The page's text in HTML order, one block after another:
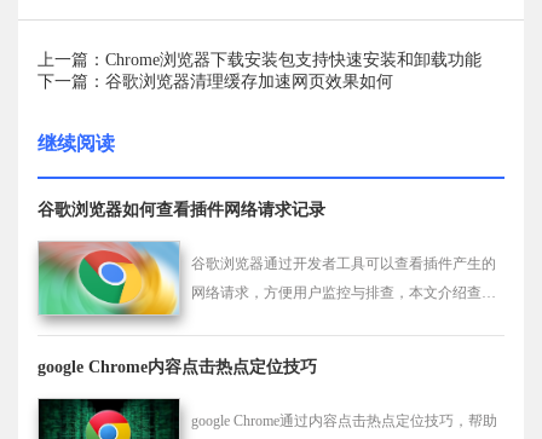
上一篇：Chrome浏览器下载安装包支持快速安装和卸载功能
下一篇：谷歌浏览器清理缓存加速网页效果如何
继续阅读
谷歌浏览器如何查看插件网络请求记录
谷歌浏览器通过开发者工具可以查看插件产生的
网络请求，方便用户监控与排查，本文介绍查看
google Chrome内容点击热点定位技巧
google Chrome通过内容点击热点定位技巧，帮助